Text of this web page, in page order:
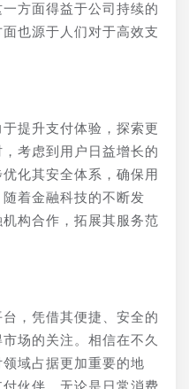
方面得益于公司持续的
也源于人们对于高效支
提升支付体验，探索更
考虑到用户日益增长的
化其安全体系，确保用
着金融科技的不断发
构合作，拓展其服务范
，凭借其便捷、安全的
场的关注。相信在不久
域占据更加重要的地
伙伴。无论是日常消费